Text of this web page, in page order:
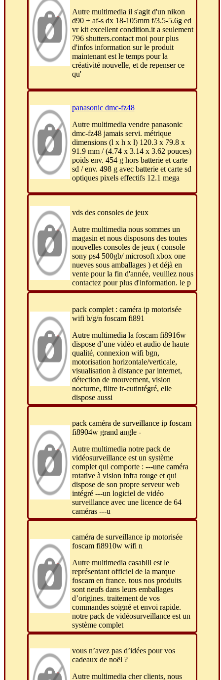
Autre multimedia il s'agit d'un nikon
d90 + af-s dx 18-105mm f/3.5-5.6g ed
vr kit excellent condition.it a seulement
796 shutters.contact moi pour plus
d'infos information sur le produit
maintenant est le temps pour la
créativité nouvelle, et de repenser ce
qu'
panasonic dmc-fz48
Autre multimedia vendre panasonic
dmc-fz48 jamais servi. métrique
dimensions (l x h x l) 120.3 x 79.8 x
91.9 mm / (4.74 x 3.14 x 3.62 pouces)
poids env. 454 g hors batterie et carte
sd / env. 498 g avec batterie et carte sd
optiques pixels effectifs 12.1 mega
vds des consoles de jeux
Autre multimedia nous sommes un
magasin et nous disposons des toutes
nouvelles consoles de jeux ( console
sony ps4 500gb/ microsoft xbox one
nueves sous amballages ) et déjà en
vente pour la fin d'année, veuillez nous
contactez pour plus d'information. le p
pack complet : caméra ip motorisée
wifi b/g/n foscam fi891
Autre multimedia la foscam fi8916w
dispose d’une vidéo et audio de haute
qualité, connexion wifi bgn,
motorisation horizontale/verticale,
visualisation à distance par internet,
détection de mouvement, vision
nocturne, filtre ir-cutintégré, elle
dispose aussi
pack caméra de surveillance ip foscam
fi8904w grand angle -
Autre multimedia notre pack de
vidéosurveillance est un système
complet qui comporte : ---une caméra
rotative à vision infra rouge et qui
dispose de son propre serveur web
intégré ---un logiciel de vidéo
surveillance avec une licence de 64
caméras ---u
caméra de surveillance ip motorisée
foscam fi8910w wifi n
Autre multimedia casabill est le
représentant officiel de la marque
foscam en france. tous nos produits
sont neufs dans leurs emballages
d’origines. traitement de vos
commandes soigné et envoi rapide.
notre pack de vidéosurveillance est un
système complet
vous n’avez pas d’idées pour vos
cadeaux de noël ?
Autre multimedia cher clients, nous